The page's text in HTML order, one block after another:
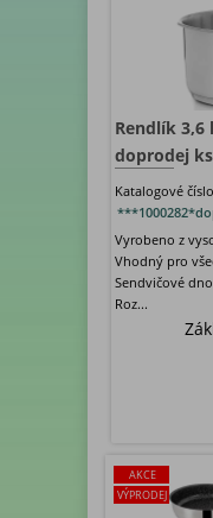
Rendlík 3,6
doprodej
Katalogové
Vyrobeno z
Vhodný pro
Sendvičové
Roz...
AKCE
VÝPRODEJ